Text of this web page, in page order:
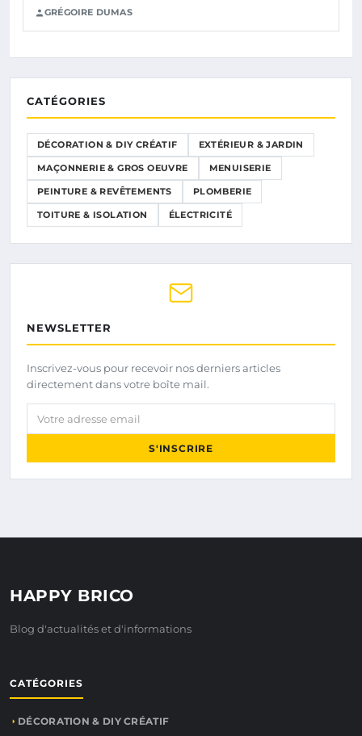
GRÉGOIRE DUMAS
CATÉGORIES
DÉCORATION & DIY CRÉATIF EXTÉRIEUR & JARDIN
MAÇONNERIE & GROS OEUVRE MENUISERIE
PEINTURE & REVÊTEMENTS PLOMBERIE
TOITURE & ISOLATION ÉLECTRICITÉ
NEWSLETTER
Inscrivez-vous pour recevoir nos derniers articles
directement dans votre boîte mail.
Votre adresse email
S'INSCRIRE
HAPPY BRICO
Blog d'actualités et d'informations
CATÉGORIES
DÉCORATION & DIY CRÉATIF